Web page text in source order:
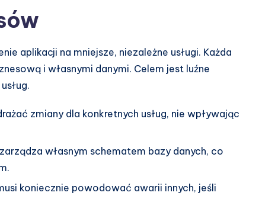
aplikacji na mniejsze, niezależne usługi. Każda
i własnymi danymi. Celem jest luźne
zmiany dla konkretnych usług, nie wpływając
własnym schematem bazy danych, co
koniecznie powodować awarii innych, jeśli